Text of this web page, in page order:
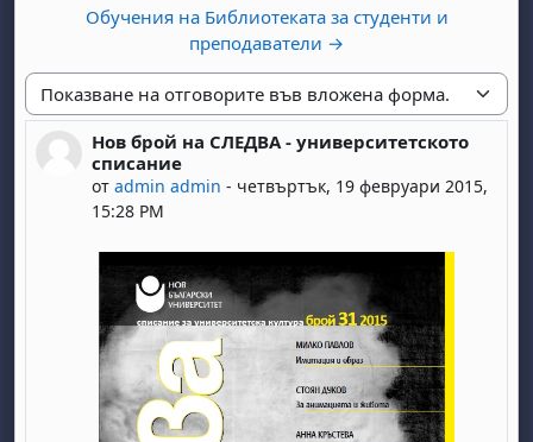
Обучения на Библиотеката за студенти и
преподаватели →
Начин на показване
Нов брой на СЛЕДВА - университетското
списание
от admin admin - четвъртък, 19 февруари 2015,
15:28 PM
Number of replies: 0